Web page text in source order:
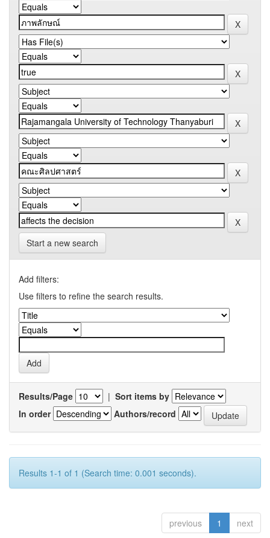
Start a new search
Add filters:
Use filters to refine the search results.
Results/Page | Sort items by
In order
Authors/record
Results 1-1 of 1 (Search time: 0.001 seconds).
previous 1 next